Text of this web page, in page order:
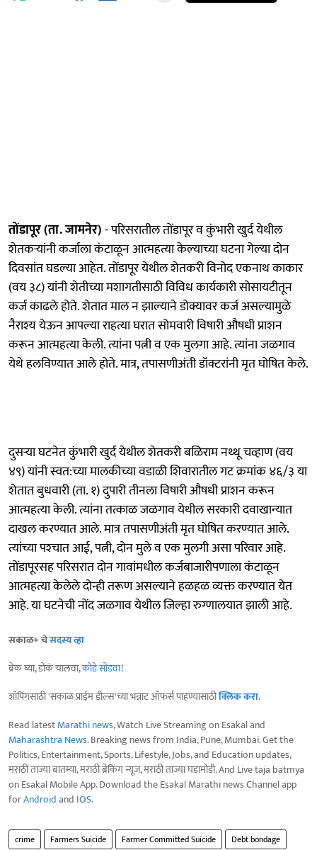
तोंडापूर (ता. जामनेर)- परिसरातील तोंडापूर व कुंभारी खुर्द येथील
शेतकऱ्यांनी कर्जाला कंटाळून आत्महत्या केल्याच्या घटना गेल्या दोन
दिवसांत घडल्या आहेत. तोंडापूर येथील शेतकरी विनोद एकनाथ काकार
(वय ३८) यांनी शेतीच्या मशागतीसाठी विविध कार्यकारी सोसायटीतून
कर्ज काढले होते. शेतात माल न झाल्याने डोक्यावर कर्ज असल्यामुळे
नैराश्य येऊन आपल्या राहत्या घरात सोमवारी विषारी औषधी प्राशन
करून आत्महत्या केली. त्यांना पत्नी व एक मुलगा आहे. त्यांना जळगाव
येथे हलविण्यात आले होते. मात्र, तपासणीअंती डॉक्टरांनी मृत घोषित केले.
दुसऱ्या घटनेत कुंभारी खुर्द येथील शेतकरी बळिराम नथ्थू चव्हाण (वय
४९) यांनी स्वत:च्या मालकीच्या वडाळी शिवारातील गट क्रमांक ४६/३ या
शेतात बुधवारी (ता. १) दुपारी तीनला विषारी औषधी प्राशन करून
आत्महत्या केली. त्यांना तत्काळ जळगाव येथील सरकारी दवाखान्यात
दाखल करण्यात आले. मात्र तपासणीअंती मृत घोषित करण्यात आले.
त्यांच्या पश्‍चात आई, पत्नी, दोन मुले व एक मुलगी असा परिवार आहे.
तोंडापूरसह परिसरात दोन गावांमधील कर्जबाजारीपणाला कंटाळून
आत्महत्या केलेले दोन्ही तरूण असल्याने हळहळ व्यक्त करण्यात येत
आहे. या घटनेची नोंद जळगाव येथील जिल्हा रुग्णालयात झाली आहे.
सकाळ+ चेसदस्य व्हा
ब्रेक घ्या, डोकं चालवा,कोडे सोडवा!
शॉपिंगसाठी 'सकाळ प्राईम डील्स'च्या भन्नाट ऑफर्स पाहण्यासाठीक्लिक करा.
Read latestMarathi news, Watch Live Streaming on Esakal and
Maharashtra News. Breaking news from India, Pune, Mumbai. Get the
Politics, Entertainment, Sports, Lifestyle, Jobs, and Education updates,
मराठी ताज्या बातम्या, मराठी ब्रेकिंग न्यूज, मराठी ताज्या घडामोडी. And Live taja batmya
on Esakal Mobile App. Download the Esakal Marathi news Channel app
forAndroidand IOS.
crime Farmers Suicide Farmer Committed Suicide Debt bondage